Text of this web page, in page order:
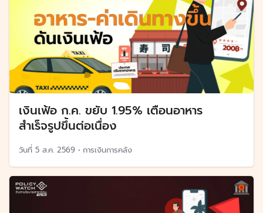
เงินเฟ้อ ก.ค. ขยับ 1.95% เตือนอาหาร
สำเร็จรูปขึ้นต่อเนื่อง
วันที่ 5 ส.ค. 2569 • การเงินการคลัง